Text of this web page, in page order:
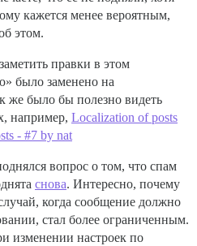
кажется менее вероятным,
этом.
правки в этом
было заменено на
же было бы полезно видеть
например, Localization of posts
- #7 by nat
вопрос о том, что спам
снова. Интересно, почему
когда сообщение должно
стал более ограниченным.
изменении настроек по